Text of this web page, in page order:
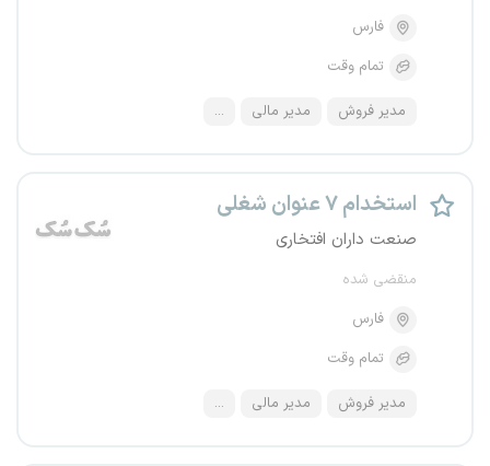
فارس
تمام وقت
مدیر فروش مدیر مالی ...
استخدام ۷ عنوان شغلی
صنعت داران افتخاری
منقضی شده
فارس
تمام وقت
مدیر فروش مدیر مالی ...